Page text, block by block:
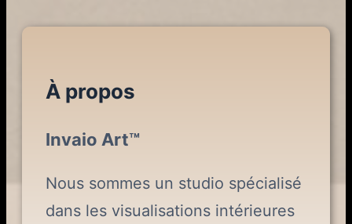
À propos
Invaio Art™
Nous sommes un studio spécialisé
dans les visualisations intérieures